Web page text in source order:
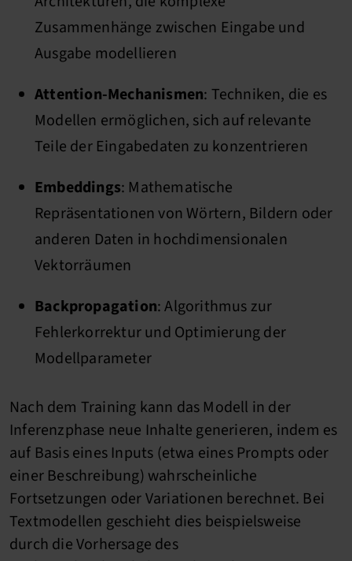
Zusammenhänge zwischen Eingabe und
Ausgabe modellieren
Attention-Mechanismen: Techniken, die es
Modellen ermöglichen, sich auf relevante
Teile der Eingabedaten zu konzentrieren
Embeddings: Mathematische
Repräsentationen von Wörtern, Bildern oder
anderen Daten in hochdimensionalen
Vektorräumen
Backpropagation: Algorithmus zur
Fehlerkorrektur und Optimierung der
Modellparameter
Nach dem Training kann das Modell in der
Inferenzphase neue Inhalte generieren, indem es
auf Basis eines Inputs (etwa eines Prompts oder
einer Beschreibung) wahrscheinliche
Fortsetzungen oder Variationen berechnet. Bei
Textmodellen geschieht dies beispielsweise
durch die Vorhersage des